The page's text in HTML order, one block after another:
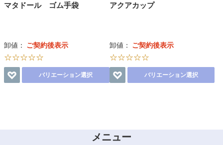
マタドール ゴム手袋
卸値： ご契約後表示
☆☆☆☆☆
バリエーション選択
アクアカップ
卸値： ご契約後表示
☆☆☆☆☆
バリエーション選択
メニュー